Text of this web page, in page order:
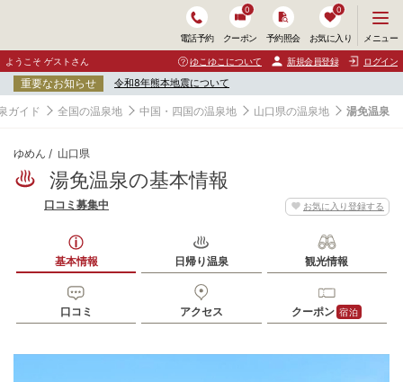
電話予約 クーポン
0
予約照会 お気に入り
0
ニ
ュ
ー
開
く
メニュー
ようこそ ゲストさん ゆこゆこについて 新規会員登録 ログイン
重要なお知らせ 令和8年熊本地震について
ガイド 全国の温泉地 中国・四国の温泉地 山口県の温泉地 湯免温泉
ゆめん 山口県
湯免温泉の基本情報
お気に入り登録する
口コミ募集中
基本情報 日帰り温泉 観光情報
口コミ アクセス クーポン 宿泊